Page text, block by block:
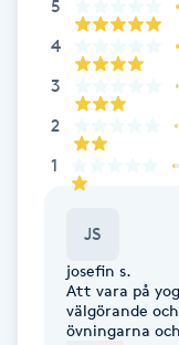
Fransk manikyr
Fransrengöring
Frekvensterapi
Friskvårdsmassage
5
4
3
2
1
JS
josefin s.
Att vara på
välgörande
övningarna